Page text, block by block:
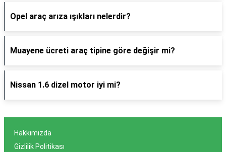
Opel araç arıza ışıkları nelerdir?
Muayene ücreti araç tipine göre değişir mi?
Nissan 1.6 dizel motor iyi mi?
Hakkımızda
Gizlilik Politikası